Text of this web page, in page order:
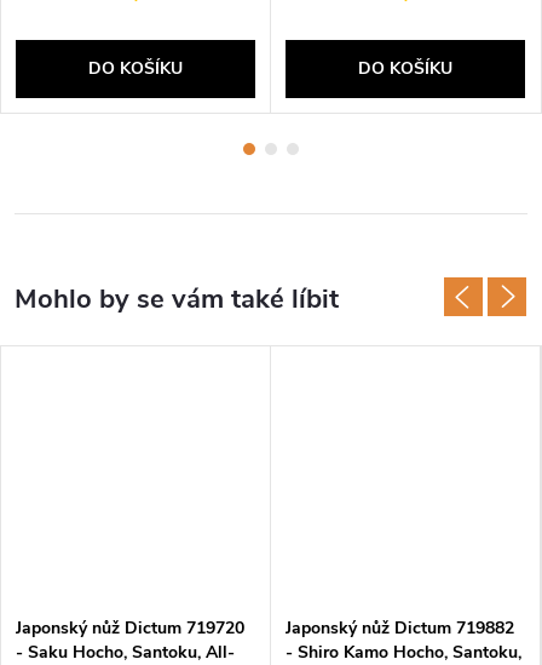
DO KOŠÍKU DO KOŠÍKU
Japonský nůž Dictum 719720
- Saku Hocho, Santoku, All-
Japonský nůž Dictum 719882
- Shiro Kamo Hocho, Santoku,